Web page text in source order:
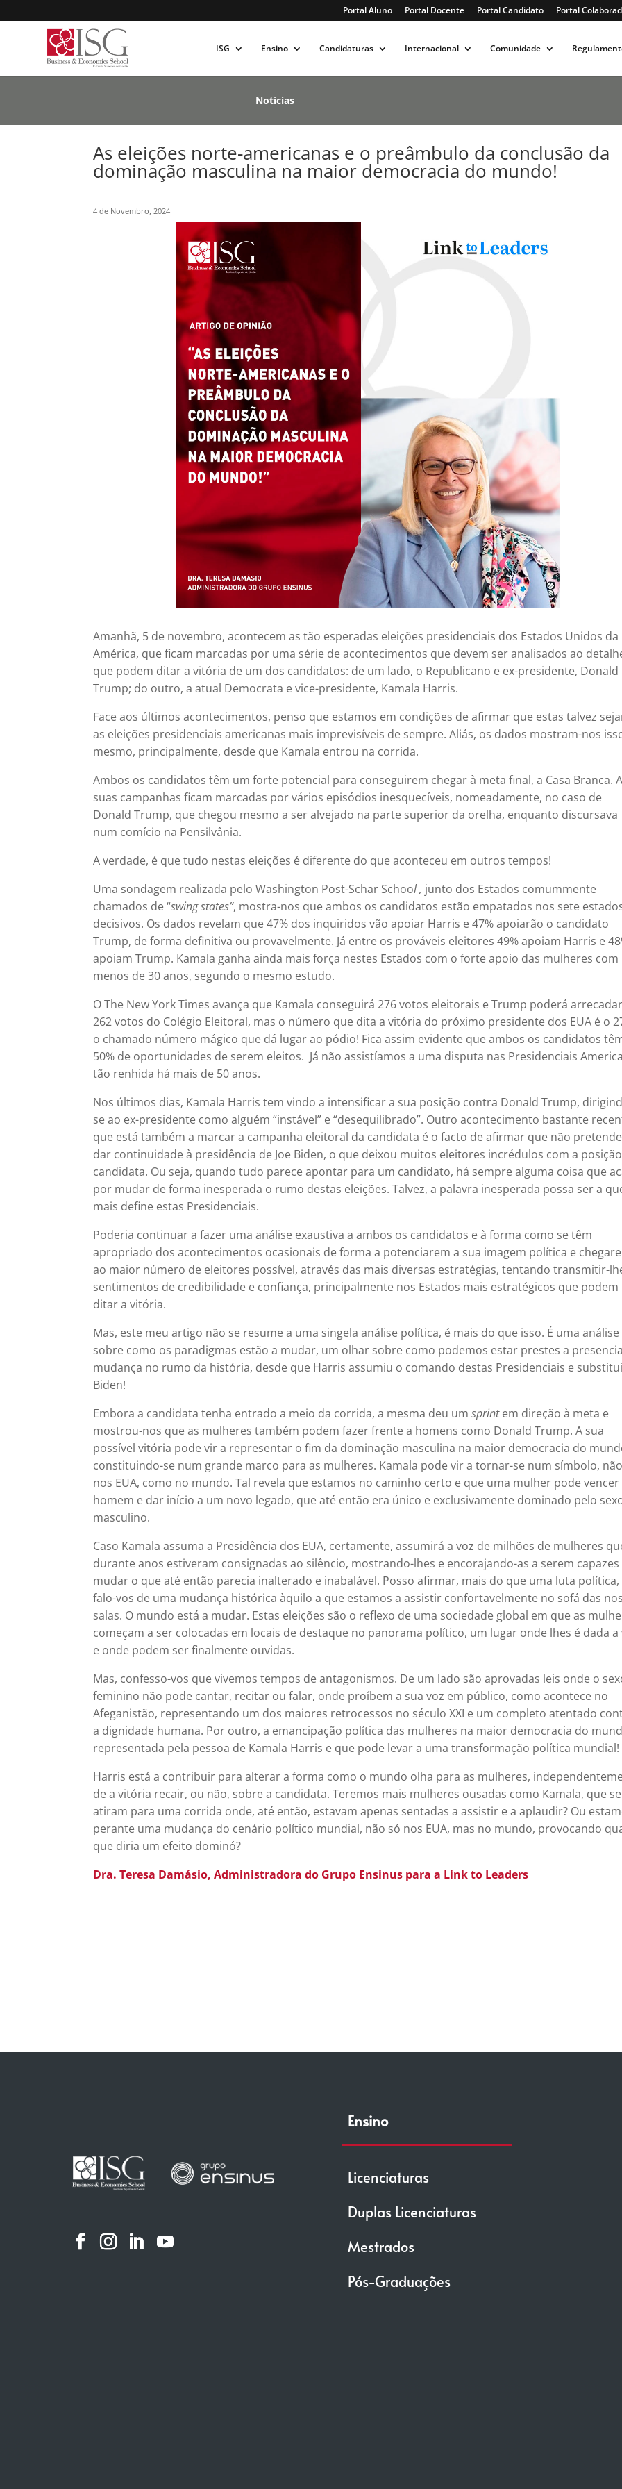
Portal Aluno Portal Docente Portal Candidato Portal
ISG Ensino Candidaturas Internacional Comunidade
Notícias
As eleições norte-americanas e o preâmbulo da conclusão da
dominação masculina na maior democracia do mundo!
4 de Novembro, 2024
Amanhã, 5 de novembro, acontecem as tão esperadas eleições presidenciais dos Estados Unidos da
América, que ficam marcadas por uma série de acontecimentos que devem ser analisados ao
que podem ditar a vitória de um dos candidatos: de um lado, o Republicano e ex-presidente, Donald
Trump; do outro, a atual Democrata e vice-presidente, Kamala Harris.
Face aos últimos acontecimentos, penso que estamos em condições de afirmar que estas talvez
as eleições presidenciais americanas mais imprevisíveis de sempre. Aliás, os dados mostram-nos
mesmo, principalmente, desde que Kamala entrou na corrida.
Ambos os candidatos têm um forte potencial para conseguirem chegar à meta final, a Casa Branca.
suas campanhas ficam marcadas por vários episódios inesquecíveis, nomeadamente, no caso de
Donald Trump, que chegou mesmo a ser alvejado na parte superior da orelha, enquanto discursava
num comício na Pensilvânia.
A verdade, é que tudo nestas eleições é diferente do que aconteceu em outros tempos!
Uma sondagem realizada pelo Washington Post-Schar School , junto dos Estados comummente
chamados de “swing states”, mostra-nos que ambos os candidatos estão empatados nos sete
decisivos. Os dados revelam que 47% dos inquiridos vão apoiar Harris e 47% apoiarão o candidato
Trump, de forma definitiva ou provavelmente. Já entre os prováveis eleitores 49% apoiam Harris e
apoiam Trump. Kamala ganha ainda mais força nestes Estados com o forte apoio das mulheres com
menos de 30 anos, segundo o mesmo estudo.
O The New York Times avança que Kamala conseguirá 276 votos eleitorais e Trump poderá arrecadar
262 votos do Colégio Eleitoral, mas o número que dita a vitória do próximo presidente dos EUA é o
o chamado número mágico que dá lugar ao pódio! Fica assim evidente que ambos os candidatos
50% de oportunidades de serem eleitos. Já não assistíamos a uma disputa nas Presidenciais
tão renhida há mais de 50 anos.
Nos últimos dias, Kamala Harris tem vindo a intensificar a sua posição contra Donald Trump,
se ao ex-presidente como alguém “instável” e “desequilibrado”. Outro acontecimento bastante
que está também a marcar a campanha eleitoral da candidata é o facto de afirmar que não pretende
dar continuidade à presidência de Joe Biden, o que deixou muitos eleitores incrédulos com a
candidata. Ou seja, quando tudo parece apontar para um candidato, há sempre alguma coisa que
por mudar de forma inesperada o rumo destas eleições. Talvez, a palavra inesperada possa ser a
mais define estas Presidenciais.
Poderia continuar a fazer uma análise exaustiva a ambos os candidatos e à forma como se têm
apropriado dos acontecimentos ocasionais de forma a potenciarem a sua imagem política e
ao maior número de eleitores possível, através das mais diversas estratégias, tentando transmitir-
sentimentos de credibilidade e confiança, principalmente nos Estados mais estratégicos que podem
ditar a vitória.
Mas, este meu artigo não se resume a uma singela análise política, é mais do que isso. É uma análise
sobre como os paradigmas estão a mudar, um olhar sobre como podemos estar prestes a
mudança no rumo da história, desde que Harris assumiu o comando destas Presidenciais e
Biden!
Embora a candidata tenha entrado a meio da corrida, a mesma deu umsprintem direção à meta e
mostrou-nos que as mulheres também podem fazer frente a homens como Donald Trump. A sua
possível vitória pode vir a representar o fim da dominação masculina na maior democracia do
constituindo-se num grande marco para as mulheres. Kamala pode vir a tornar-se num símbolo,
nos EUA, como no mundo. Tal revela que estamos no caminho certo e que uma mulher pode vencer
homem e dar início a um novo legado, que até então era único e exclusivamente dominado pelo
masculino.
Caso Kamala assuma a Presidência dos EUA, certamente, assumirá a voz de milhões de mulheres
durante anos estiveram consignadas ao silêncio, mostrando-lhes e encorajando-as a serem capazes
mudar o que até então parecia inalterado e inabalável. Posso afirmar, mais do que uma luta política,
falo-vos de uma mudança histórica àquilo a que estamos a assistir confortavelmente no sofá das
salas. O mundo está a mudar. Estas eleições são o reflexo de uma sociedade global em que as
começam a ser colocadas em locais de destaque no panorama político, um lugar onde lhes é dada a
e onde podem ser finalmente ouvidas.
Mas, confesso-vos que vivemos tempos de antagonismos. De um lado são aprovadas leis onde o
feminino não pode cantar, recitar ou falar, onde proíbem a sua voz em público, como acontece no
Afeganistão, representando um dos maiores retrocessos no século XXI e um completo atentado
a dignidade humana. Por outro, a emancipação política das mulheres na maior democracia do
representada pela pessoa de Kamala Harris e que pode levar a uma transformação política mundial!
Harris está a contribuir para alterar a forma como o mundo olha para as mulheres,
de a vitória recair, ou não, sobre a candidata. Teremos mais mulheres ousadas como Kamala, que se
atiram para uma corrida onde, até então, estavam apenas sentadas a assistir e a aplaudir? Ou
perante uma mudança do cenário político mundial, não só nos EUA, mas no mundo, provocando
que diria um efeito dominó?
Dra. Teresa Damásio, Administradora do Grupo Ensinus para a Link to Leaders
Ensino
Licenciaturas
Duplas Licenciaturas
Mestrados
Pós-Graduações